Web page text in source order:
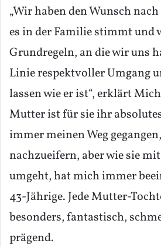
„Wir haben den Wunsch
es in der Familie stimmt und
Grundregeln, an die wir uns
Linie respektvoller Umgang
lassen wie er ist“, erklärt
Mutter ist für sie ihr
immer meinen Weg
nachzueifern, aber wie sie
umgeht, hat mich immer
43-Jährige. Jede Mutter-
besonders, fantastisch,
prägend.